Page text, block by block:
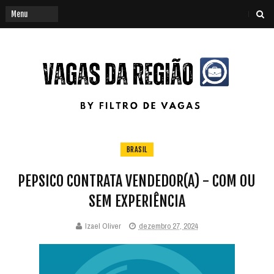
BRASIL
PEPSICO CONTRATA VENDEDOR(A) - COM OU
SEM EXPERIÊNCIA
Izael Oliver dezembro 27, 2024